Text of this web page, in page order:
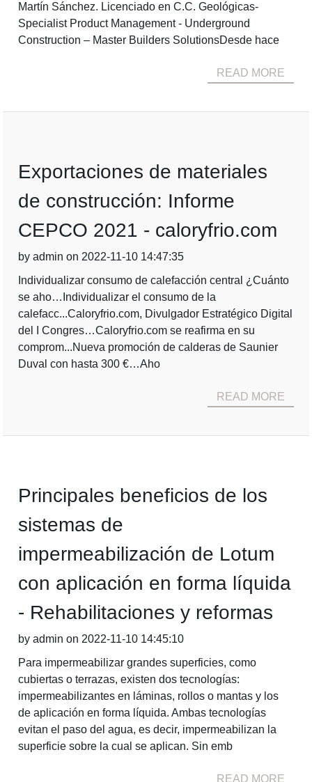
Martín Sánchez. Licenciado en C.C. Geológicas-
Specialist Product Management - Underground
Construction – Master Builders SolutionsDesde hace
READ MORE
Exportaciones de materiales
de construcción: Informe
CEPCO 2021 - caloryfrio.com
by admin on 2022-11-10 14:47:35
Individualizar consumo de calefacción central ¿Cuánto
se aho…Individualizar el consumo de la
calefacc...Caloryfrio.com, Divulgador Estratégico Digital
del I Congres…Caloryfrio.com se reafirma en su
comprom...Nueva promoción de calderas de Saunier
Duval con hasta 300 €…Aho
READ MORE
Principales beneficios de los
sistemas de
impermeabilización de Lotum
con aplicación en forma líquida
- Rehabilitaciones y reformas
by admin on 2022-11-10 14:45:10
Para impermeabilizar grandes superficies, como
cubiertas o terrazas, existen dos tecnologías:
impermeabilizantes en láminas, rollos o mantas y los
de aplicación en forma líquida. Ambas tecnologías
evitan el paso del agua, es decir, impermeabilizan la
superficie sobre la cual se aplican. Sin emb
READ MORE